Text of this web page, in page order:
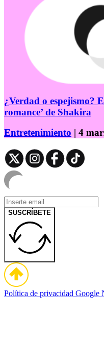
¿Verdad o espejismo?
romance’ de Shakira
Entretenimiento | 4
SUSCRÍBETE
Política de privacidad Google